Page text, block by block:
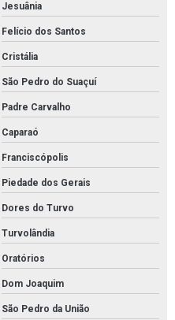
Jesuânia
Felício dos Santos
Cristália
São Pedro do Suaçuí
Padre Carvalho
Caparaó
Franciscópolis
Piedade dos Gerais
Dores do Turvo
Turvolândia
Oratórios
Dom Joaquim
São Pedro da União